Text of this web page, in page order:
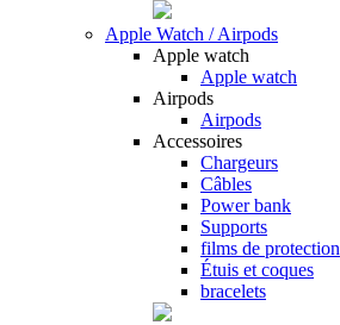
Apple Watch / Airpods
Apple watch
Apple watch
Airpods
Airpods
Accessoires
Chargeurs
Câbles
Power bank
Supports
films de protection
Étuis et coques
bracelets